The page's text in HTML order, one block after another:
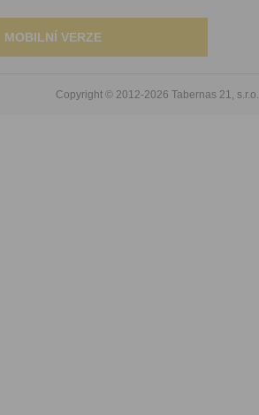
MOBILNÍ VERZE
Copyright © 2012-2026 Tabernas 21, s.r.o.